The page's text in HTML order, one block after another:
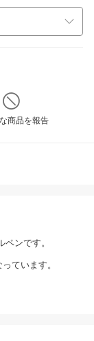
商品を報告
ンです。
ています。